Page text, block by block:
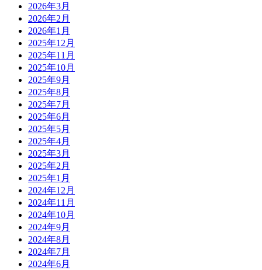
2026年3月
2026年2月
2026年1月
2025年12月
2025年11月
2025年10月
2025年9月
2025年8月
2025年7月
2025年6月
2025年5月
2025年4月
2025年3月
2025年2月
2025年1月
2024年12月
2024年11月
2024年10月
2024年9月
2024年8月
2024年7月
2024年6月